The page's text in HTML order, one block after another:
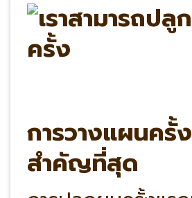
การวางแผนครั้
สำคัญที่สุด